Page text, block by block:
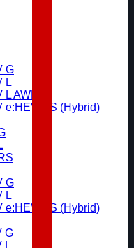
G
L
AWD
e:HEV RS (Hybrid)
G
L
e:HEV RS (Hybrid)
G
L